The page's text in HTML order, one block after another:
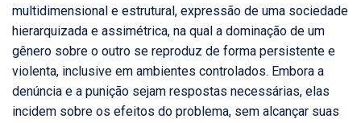
multidimensional e estrutural, expressão de uma sociedade
hierarquizada e assimétrica, na qual a dominação de um
gênero sobre o outro se reproduz de forma persistente e
violenta, inclusive em ambientes controlados. Embora a
denúncia e a punição sejam respostas necessárias, elas
incidem sobre os efeitos do problema, sem alcançar suas